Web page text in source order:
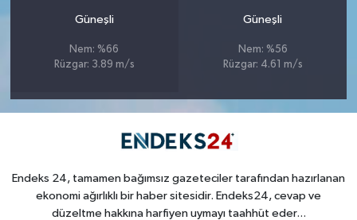
Güneşli
Nem: %66
Rüzgar: 3.89 m/s
Güneşli
Nem: %56
Rüzgar: 4.61 m/s
Endeks 24, tamamen bağımsız gazeteciler tarafından hazırlanan
ekonomi ağırlıklı bir haber sitesidir. Endeks24, cevap ve
düzeltme hakkına harfiyen uymayı taahhüt eder...